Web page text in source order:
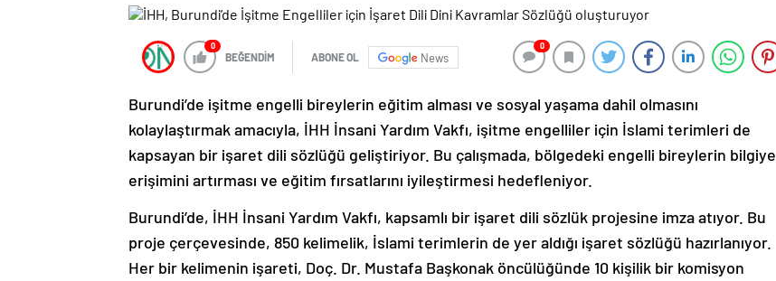
0
BEĞENDİM ABONE OL News
0
Burundi’de işitme engelli bireylerin eğitim alması ve sosyal yaşama dahil olmasını
kolaylaştırmak amacıyla, İHH İnsani Yardım Vakfı, işitme engelliler için İslami terimleri de
kapsayan bir işaret dili sözlüğü geliştiriyor. Bu çalışmada, bölgedeki engelli bireylerin bilgiye
erişimini artırması ve eğitim fırsatlarını iyileştirmesi hedefleniyor.
Burundi’de, İHH İnsani Yardım Vakfı, kapsamlı bir işaret dili sözlük projesine imza atıyor. Bu
proje çerçevesinde, 850 kelimelik, İslami terimlerin de yer aldığı işaret sözlüğü hazırlanıyor.
Her bir kelimenin işareti, Doç. Dr. Mustafa Başkonak öncülüğünde 10 kişilik bir komisyon